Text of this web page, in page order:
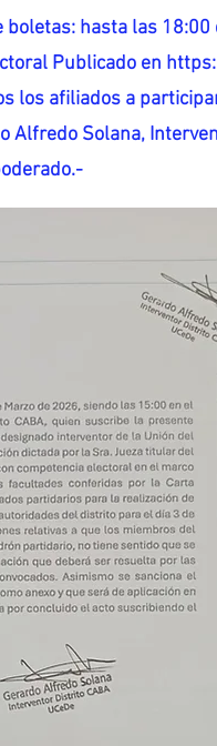
boletas: hasta las
Publicado en
los afiliados a
Alfredo Solana,